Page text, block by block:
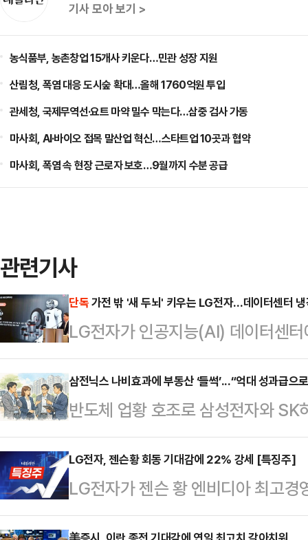
기사 모아 보기 >
농식품부, 농촌창업 15개사 키운다…민관 성장 지원
산림청, 폭염 대응 도시숲 확대…올해 1760억원 투입
관세청, 국제무역선·요트 마약 밀수 막는다…삼중 검사 가동
마사회, AI·바이오 접목 말산업 혁신…스타트업 10곳과 협약
마사회, 폭염 속 현장 근로자 보호…9월까지 수분 공급
관련기사
단독가전 밖 '새 두뇌' 키우는 LG전자…데이터센터
LG전자가 인공지능(AI) 데이터센
인력을 두 배 수준으로 확대하는 방
센터의 전력 사용량과 발열 문제가
팬월유닛(FWU) 등 데이터센터향
성장축으로 키우려는 행보다.29일
해 하반기 데이터센터향 공조 관련
명 안팎인 관련 인력을 200명 수준
로…
삼전닉스 나비효과에 부동산 ‘들썩’...“억대 성과급으
반도체 업황 호조로 삼성전자와
시장의 핵심 수요층으로 떠오르고
도를 바탕으로 이른바 ‘셔세권(셔
확산되는 분위기다.29일 한국부동
누적 기준 서울·경기 지역에서 아
LG전자, 젠슨황 회동 기대감에 22% 강세 [특징주]
LG전자가 젠슨 황 엔비디아 최고
게 오르고 있다.29일 한국거래소